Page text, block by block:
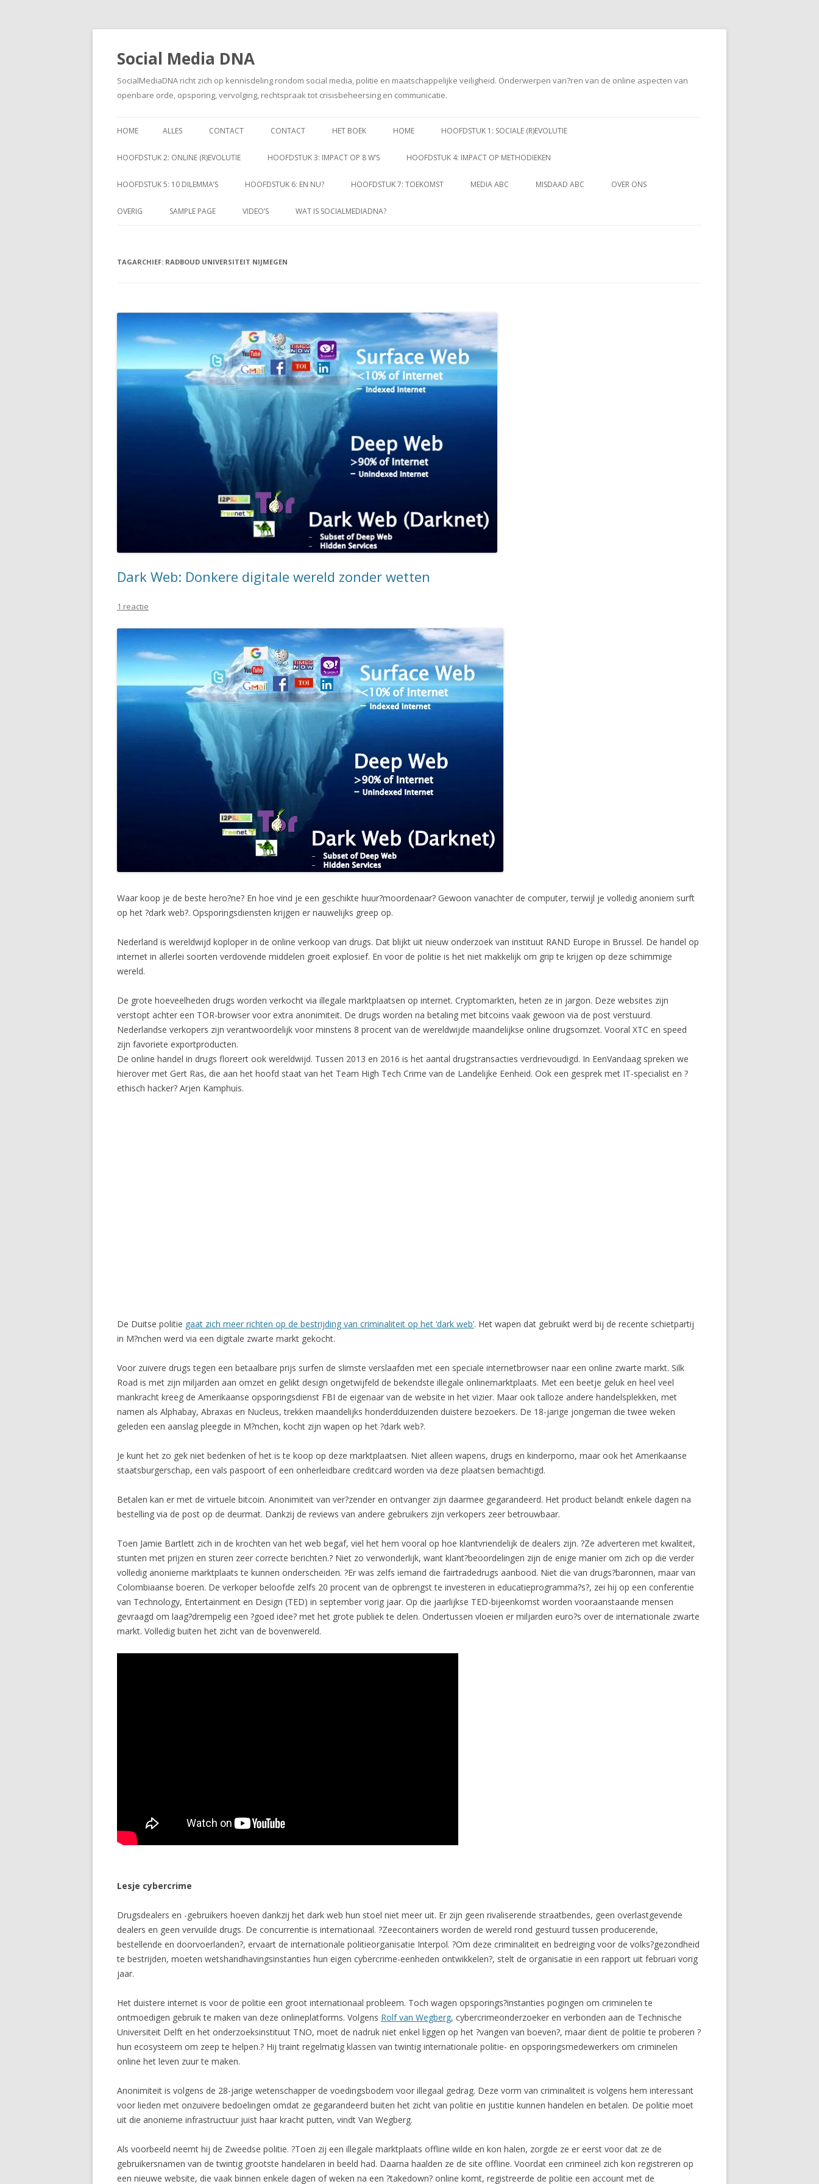
Social Media DNA
SocialMediaDNA richt zich op kennisdeling rondom social media, politie en maatschappelijke veiligheid. Onderwerpen vari?ren van de online aspecten van
openbare orde, opsporing, vervolging, rechtspraak tot crisisbeheersing en communicatie.
naar
HOME ALLES CONTACT CONTACT HET BOEK HOME HOOFDSTUK 1: SOCIALE (R)EVOLUTIE
HOOFDSTUK 2: ONLINE (R)EVOLUTIE HOOFDSTUK 3: IMPACT OP 8 W’S HOOFDSTUK 4: IMPACT OP METHODIEKEN
HOOFDSTUK 5: 10 DILEMMA’S HOOFDSTUK 6: EN NU? HOOFDSTUK 7: TOEKOMST MEDIA ABC MISDAAD ABC OVER ONS
OVERIG SAMPLE PAGE VIDEO’S WAT IS SOCIALMEDIADNA?
TAGARCHIEF: RADBOUD UNIVERSITEIT NIJMEGEN
Dark Web: Donkere digitale wereld zonder wetten
1 reactie
Waar koop je de beste hero?ne? En hoe vind je een geschikte huur?moordenaar? Gewoon vanachter de computer, terwijl je volledig anoniem surft
op het ?dark web?. Opsporingsdiensten krijgen er nauwelijks greep op.
Nederland is wereldwijd koploper in de online verkoop van drugs. Dat blijkt uit nieuw onderzoek van instituut RAND Europe in Brussel. De handel op
internet in allerlei soorten verdovende middelen groeit explosief. En voor de politie is het niet makkelijk om grip te krijgen op deze schimmige
wereld.
De grote hoeveelheden drugs worden verkocht via illegale marktplaatsen op internet. Cryptomarkten, heten ze in jargon. Deze websites zijn
verstopt achter een TOR-browser voor extra anonimiteit. De drugs worden na betaling met bitcoins vaak gewoon via de post verstuurd.
Nederlandse verkopers zijn verantwoordelijk voor minstens 8 procent van de wereldwijde maandelijkse online drugsomzet. Vooral XTC en speed
zijn favoriete exportproducten.
De online handel in drugs floreert ook wereldwijd. Tussen 2013 en 2016 is het aantal drugstransacties verdrievoudigd. In EenVandaag spreken we
hierover met Gert Ras, die aan het hoofd staat van het Team High Tech Crime van de Landelijke Eenheid. Ook een gesprek met IT-specialist en ?
ethisch hacker? Arjen Kamphuis.
De Duitse politie gaat zich meer richten op de bestrijding van criminaliteit op het ‘dark web’. Het wapen dat gebruikt werd bij de recente schietpartij
in M?nchen werd via een digitale zwarte markt gekocht.
Voor zuivere drugs tegen een betaalbare prijs surfen de slimste verslaafden met een speciale internetbrowser naar een online zwarte markt. Silk
Road is met zijn miljarden aan omzet en gelikt design ongetwijfeld de bekendste illegale onlinemarktplaats. Met een beetje geluk en heel veel
mankracht kreeg de Amerikaanse opsporingsdienst FBI de eigenaar van de website in het vizier. Maar ook talloze andere handelsplekken, met
namen als Alphabay, Abraxas en Nucleus, trekken maandelijks honderdduizenden duistere bezoekers. De 18-jarige jongeman die twee weken
geleden een aanslag pleegde in M?nchen, kocht zijn wapen op het ?dark web?.
Je kunt het zo gek niet bedenken of het is te koop op deze marktplaatsen. Niet alleen wapens, drugs en kinderporno, maar ook het Amerikaanse
staatsburgerschap, een vals paspoort of een onherleidbare creditcard worden via deze plaatsen bemachtigd.
Betalen kan er met de virtuele bitcoin. Anonimiteit van ver?zender en ontvanger zijn daarmee gegarandeerd. Het product belandt enkele dagen na
bestelling via de post op de deurmat. Dankzij de reviews van andere gebruikers zijn verkopers zeer betrouwbaar.
Toen Jamie Bartlett zich in de krochten van het web begaf, viel het hem vooral op hoe klantvriendelijk de dealers zijn. ?Ze adverteren met kwaliteit,
stunten met prijzen en sturen zeer correcte berichten.? Niet zo verwonderlijk, want klant?beoordelingen zijn de enige manier om zich op die verder
volledig anonieme marktplaats te kunnen onderscheiden. ?Er was zelfs iemand die fairtradedrugs aanbood. Niet die van drugs?baronnen, maar van
Colombiaanse boeren. De verkoper beloofde zelfs 20 procent van de opbrengst te investeren in educatieprogramma?s?, zei hij op een conferentie
van Technology, Entertainment en Design (TED) in september vorig jaar. Op die jaarlijkse TED-bijeenkomst worden vooraanstaande mensen
gevraagd om laag?drempelig een ?goed idee? met het grote publiek te delen. Ondertussen vloeien er miljarden euro?s over de internationale zwarte
markt. Volledig buiten het zicht van de bovenwereld.
Lesje cybercrime
Drugsdealers en -gebruikers hoeven dankzij het dark web hun stoel niet meer uit. Er zijn geen rivaliserende straatbendes, geen overlastgevende
dealers en geen vervuilde drugs. De concurrentie is internationaal. ?Zeecontainers worden de wereld rond gestuurd tussen producerende,
bestellende en doorvoerlanden?, ervaart de internationale politieorganisatie Interpol. ?Om deze criminaliteit en bedreiging voor de volks?gezondheid
te bestrijden, moeten wetshandhavingsinstanties hun eigen cybercrime-eenheden ontwikkelen?, stelt de organisatie in een rapport uit februari vorig
jaar.
Het duistere internet is voor de politie een groot internationaal probleem. Toch wagen opsporings?instanties pogingen om criminelen te
ontmoedigen gebruik te maken van deze onlineplatforms. Volgens Rolf van Wegberg, cybercrimeonderzoeker en verbonden aan de Technische
Universiteit Delft en het onderzoeksinstituut TNO, moet de nadruk niet enkel liggen op het ?vangen van boeven?, maar dient de politie te proberen ?
hun ecosysteem om zeep te helpen.? Hij traint regelmatig klassen van twintig internationale politie- en opsporingsmedewerkers om criminelen
online het leven zuur te maken.
Anonimiteit is volgens de 28-jarige wetenschapper de voedingsbodem voor illegaal gedrag. Deze vorm van criminaliteit is volgens hem interessant
voor lieden met onzuivere bedoelingen omdat ze gegarandeerd buiten het zicht van politie en justitie kunnen handelen en betalen. De politie moet
uit die anonieme infrastructuur juist haar kracht putten, vindt Van Wegberg.
Als voorbeeld neemt hij de Zweedse politie. ?Toen zij een illegale marktplaats offline wilde en kon halen, zorgde ze er eerst voor dat ze de
gebruikersnamen van de twintig grootste handelaren in beeld had. Daarna haalden ze de site offline. Voordat een crimineel zich kon registreren op
een nieuwe website, die vaak binnen enkele dagen of weken na een ?takedown? online komt, registreerde de politie een account met de